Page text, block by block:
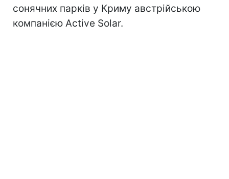
сонячних парків у Криму австрійською
компанією Active Solar.